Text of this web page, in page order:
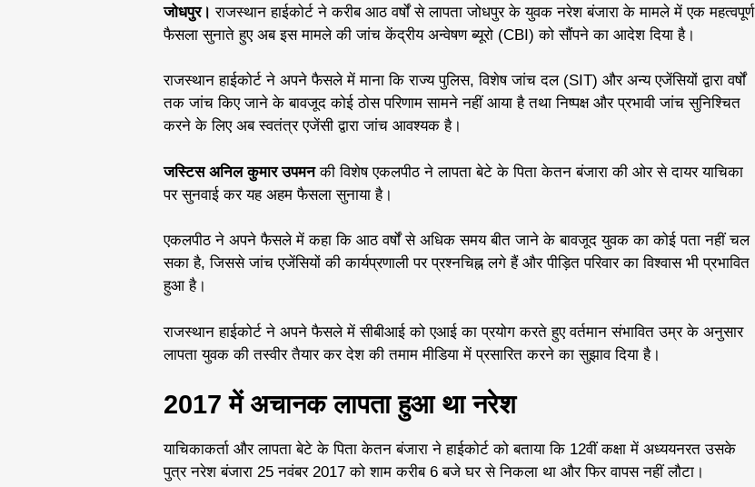
जोधपुर। राजस्थान हाईकोर्ट ने करीब आठ वर्षों से लापता जोधपुर के युवक नरेश बंजारा के मामले में एक महत्वपूर्ण
फैसला सुनाते हुए अब इस मामले की जांच केंद्रीय अन्वेषण ब्यूरो (CBI) को सौंपने का आदेश दिया है।
राजस्थान हाईकोर्ट ने अपने फैसले में माना कि राज्य पुलिस, विशेष जांच दल (SIT) और अन्य एजेंसियों द्वारा वर्षों
तक जांच किए जाने के बावजूद कोई ठोस परिणाम सामने नहीं आया है तथा निष्पक्ष और प्रभावी जांच सुनिश्चित
करने के लिए अब स्वतंत्र एजेंसी द्वारा जांच आवश्यक है।
जस्टिस अनिल कुमार उपमनकी विशेष एकलपीठ ने लापता बेटे के पिता केतन बंजारा की ओर से दायर याचिका
पर सुनवाई कर यह अहम फैसला सुनाया है।
एकलपीठ ने अपने फैसले में कहा कि आठ वर्षों से अधिक समय बीत जाने के बावजूद युवक का कोई पता नहीं चल
सका है, जिससे जांच एजेंसियों की कार्यप्रणाली पर प्रश्नचिह्न लगे हैं और पीड़ित परिवार का विश्वास भी प्रभावित
हुआ है।
राजस्थान हाईकोर्ट ने अपने फैसले में सीबीआई को एआई का प्रयोग करते हुए वर्तमान संभावित उम्र के अनुसार
लापता युवक की तस्वीर तैयार कर देश की तमाम मीडिया में प्रसारित करने का सुझाव दिया है।
2017 में अचानक लापता हुआ था नरेश
याचिकाकर्ता और लापता बेटे के पिता केतन बंजारा ने हाईकोर्ट को बताया कि 12वीं कक्षा में अध्ययनरत उसके
पुत्र नरेश बंजारा 25 नवंबर 2017 को शाम करीब 6 बजे घर से निकला था और फिर वापस नहीं लौटा।